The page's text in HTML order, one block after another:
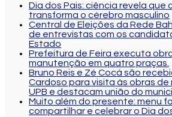
Dia dos Pais: ciência revela que
transforma o cérebro masculino
Central de Eleições da Rede
de entrevistas com os
Estado
Prefeitura de Feira executa
manutenção em quatro praças.
Bruno Reis e Zé Cocá são
Cardoso para visita às obras
UPB e destacam união do
Muito além do presente: menu
compartilhar e celebrar o Dia